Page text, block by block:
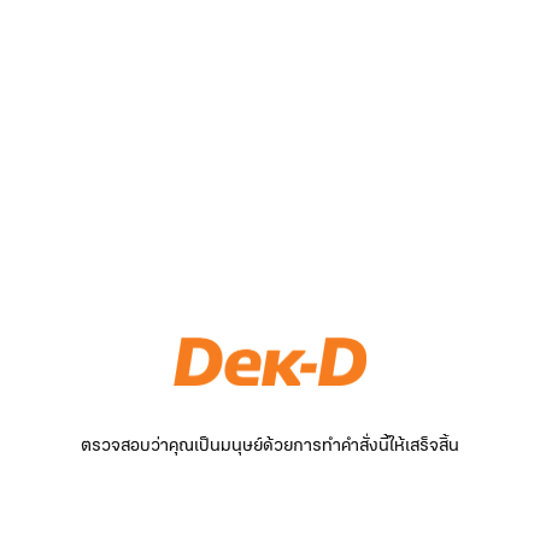
ตรวจสอบว่าคุณเป็นมนุษย์ด้วยการทำคำสั่งนี้ให้เสร็จสิ้น